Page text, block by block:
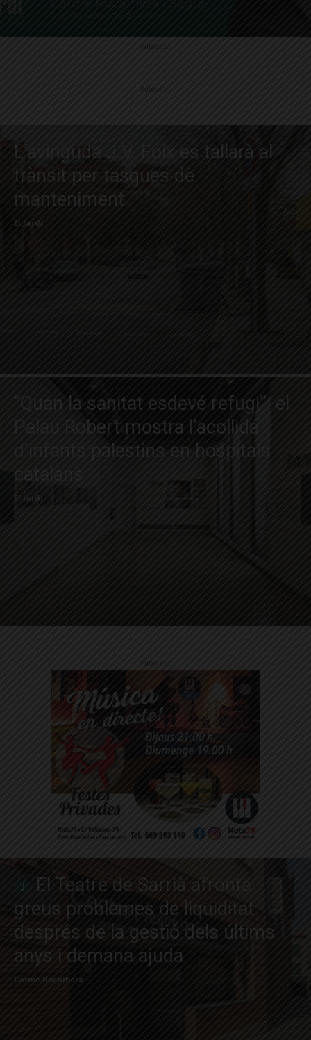
Publicitat
Publicitat
L’avinguda J.V. Foix es tallarà al
trànsit per tasques de
manteniment
El Jardí
“Quan la sanitat esdevé refugi”: el
Palau Robert mostra l’acollida
d’infants palestins en hospitals
catalans
El Jardí
Publicitat
El Teatre de Sarrià afronta
greus problemes de liquiditat
després de la gestió dels últims
anys i demana ajuda
Carme Rocamora